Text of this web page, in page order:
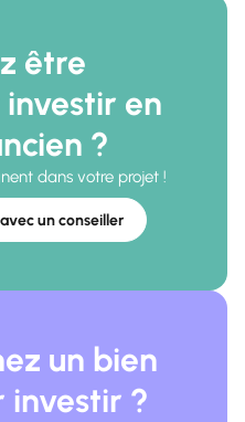
être
en
?
dans votre projet !
un conseiller
un bien
investir ?